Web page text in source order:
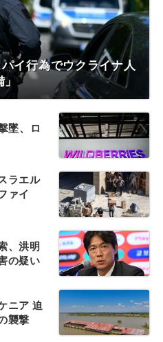
イ行為でウクライナ人
」
墜、ロ
ラエル
ァイ
、洪明
の疑い
ニア 迫
襲撃